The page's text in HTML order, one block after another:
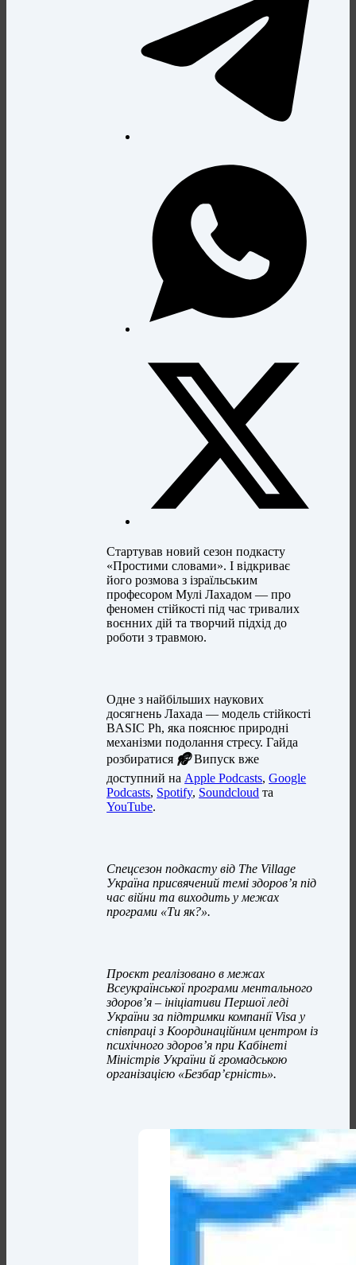
Стартував новий сезон подкасту
«Простими словами». І відкриває
його розмова з ізраїльським
професором Мулі Лахадом — про
феномен стійкості під час тривалих
воєнних дій та творчий підхід до
роботи з травмою.
Одне з найбільших наукових
досягнень Лахада — модель стійкості
BASIC Ph, яка пояснює природні
механізми подолання стресу. Гайда
розбиратися 🎧Випуск вже
доступний на Apple Podcasts,Google
Podcasts, Spotify, Soundcloud та
YouTube.
Спецсезон подкасту від The Village
Україна присвячений темі здоровʼя під
час війни та виходить у межах
програми «Ти як?».
Проєкт реалізовано в межах
Всеукраїнської програми ментального
здоров’я – ініціативи Першої леді
України за підтримки компанії Visa у
співпраці з Координаційним центром із
психічного здоров’я при Кабінеті
Міністрів України й громадською
організацією «Безбар’єрність».